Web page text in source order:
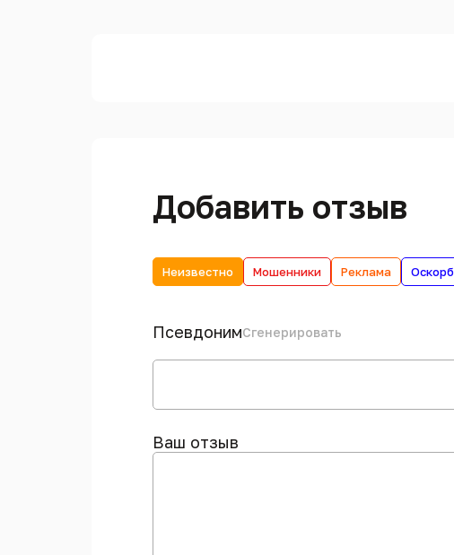
Добавить отзыв
Неизвестно Мошенники Реклама
ПсевдонимСгенерировать
Ваш отзыв